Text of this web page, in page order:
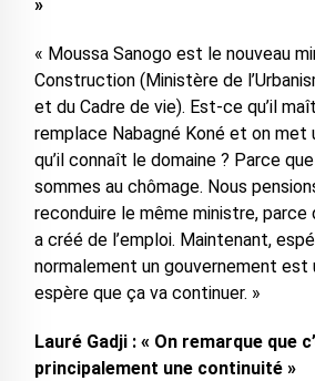
»
« Moussa Sanogo est le nouveau
Construction (Ministère de
et du Cadre de vie). Est-ce qu’il
remplace Nabagné Koné et on met
qu’il connaît le domaine ? Parce
sommes au chômage. Nous
reconduire le même ministre, parce
a créé de l’emploi. Maintenant,
normalement un gouvernement est
espère que ça va continuer. »
Lauré Gadji : « On remarque que
principalement une continuité »